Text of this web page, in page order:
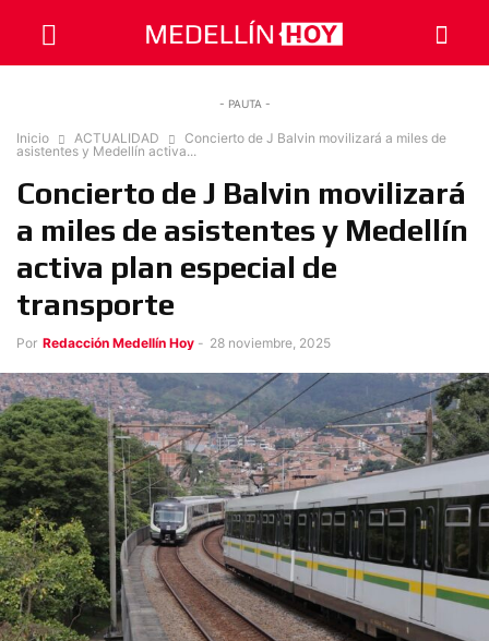
- PAUTA -
Inicio ACTUALIDAD
Concierto de J Balvin movilizará a miles de
asistentes y Medellín activa...
Concierto de J Balvin movilizará
a miles de asistentes y Medellín
activa plan especial de
transporte
Por Redacción Medellín Hoy - 28 noviembre, 2025